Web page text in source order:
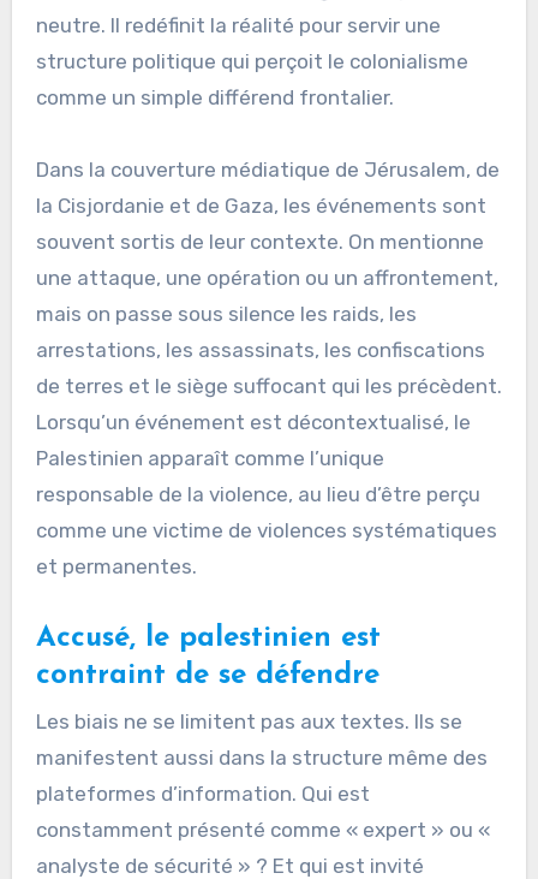
neutre. Il redéfinit la réalité pour servir une
structure politique qui perçoit le colonialisme
comme un simple différend frontalier.
Dans la couverture médiatique de Jérusalem, de
la Cisjordanie et de Gaza, les événements sont
souvent sortis de leur contexte. On mentionne
une attaque, une opération ou un affrontement,
mais on passe sous silence les raids, les
arrestations, les assassinats, les confiscations
de terres et le siège suffocant qui les précèdent.
Lorsqu’un événement est décontextualisé, le
Palestinien apparaît comme l’unique
responsable de la violence, au lieu d’être perçu
comme une victime de violences systématiques
et permanentes.
Accusé, le palestinien est
contraint de se défendre
Les biais ne se limitent pas aux textes. Ils se
manifestent aussi dans la structure même des
plateformes d’information. Qui est
constamment présenté comme « expert » ou «
analyste de sécurité » ? Et qui est invité